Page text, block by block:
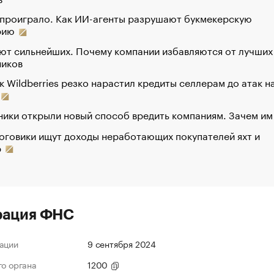
Как ИИ-агенты разрушают букмекерскую
сильнейших. Почему компании избавляются от лучших
Wildberries резко нарастил кредиты селлерам до атак
открыли новый способ вредить компаниям. Зачем
ищут доходы неработающих покупателей яхт и
ФНС
9 сентября 2024
органа
1200